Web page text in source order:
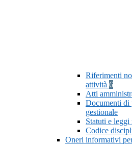
Riferimenti
attività 6
Atti
Documenti di
gestionale
Statuti e leggi
Codice
Oneri informativi